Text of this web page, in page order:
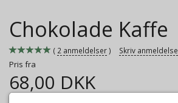
Chokolade Kaffe
2 anmeldelser Skriv anmeldelse
Pris fra
68,00 DKK